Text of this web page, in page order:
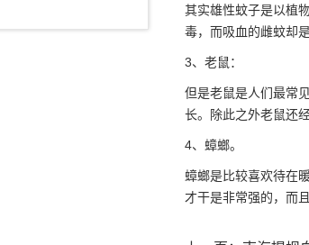
其实雄性蚊子是以植
毒，而吸血的雌蚊却
3、老鼠：
但是老鼠是人们最常
长。除此之外老鼠还
4、蟑螂。
蟑螂是比较喜欢待在
才干是非常强的，而